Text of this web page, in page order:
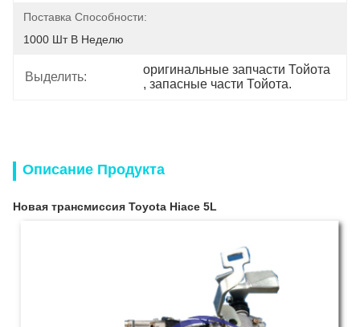
Поставка Способности:
1000 Шт В Неделю
Выделить:
оригинальные запчасти Тойота
, запасные части Тойота.
Описание Продукта
Новая трансмиссия Toyota Hiace 5L